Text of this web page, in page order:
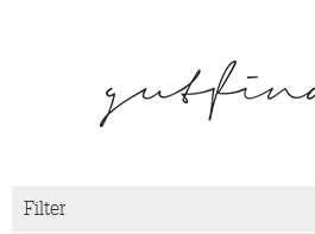
Filter